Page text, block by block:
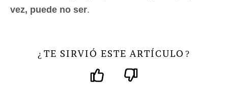
vez, puede no ser.
¿ TE SIRVIÓ ESTE ARTÍCULO ?